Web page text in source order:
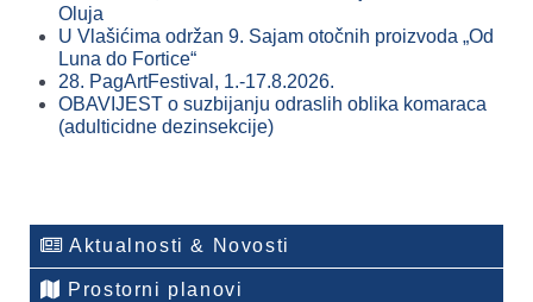
Oluja
U Vlašićima održan 9. Sajam otočnih proizvoda „Od
Luna do Fortice“
28. PagArtFestival, 1.-17.8.2026.
OBAVIJEST o suzbijanju odraslih oblika komaraca
(adulticidne dezinsekcije)
Aktualnosti & Novosti
Prostorni planovi